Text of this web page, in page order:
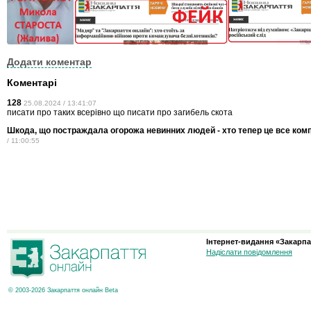
Додати коментар
Коментарі
128 25.08.2024 / 13:41:07
писати про таких всерівно що писати про загибель скота
Шкода, що постраждала огорожа невинних людей - хто тепер це все
/ 11:00:55
© 2003-2026 Закарпаття онлайн Beta
Інтернет-видання
Надіслати повідомлення